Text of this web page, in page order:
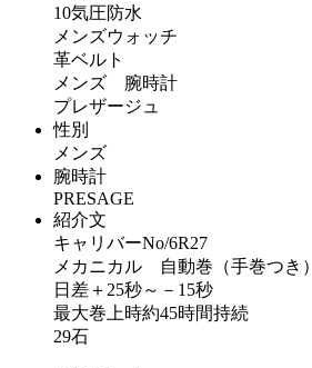
10気圧防水
メンズウォッチ
革ベルト
メンズ 腕時計
プレザージュ
性別
メンズ
腕時計
PRESAGE
紹介文
キャリバーNo/6R27
メカニカル 自動巻（手巻つき）
日差＋25秒～－15秒
最大巻上時約45時間持続
29石